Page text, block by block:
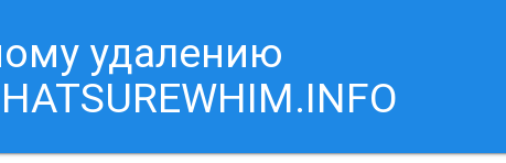
удалению